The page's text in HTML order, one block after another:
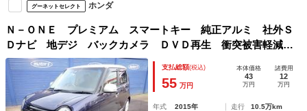
グーネットセレクト ホンダ
Ｎ－ＯＮＥ プレミアム スマートキー 純正アルミ 社外Ｓ
Ｄナビ 地デジ バックカメラ ＤＶＤ再生 衝突被害軽減ブ
レーキ 横滑り防止装置 ＨＩＤヘッドライト オートエアコ
ン
支払総額(税込)
55 万円
本体価格
43
万円
諸費用
12
万円
年式 2015年 走行
10.5万km